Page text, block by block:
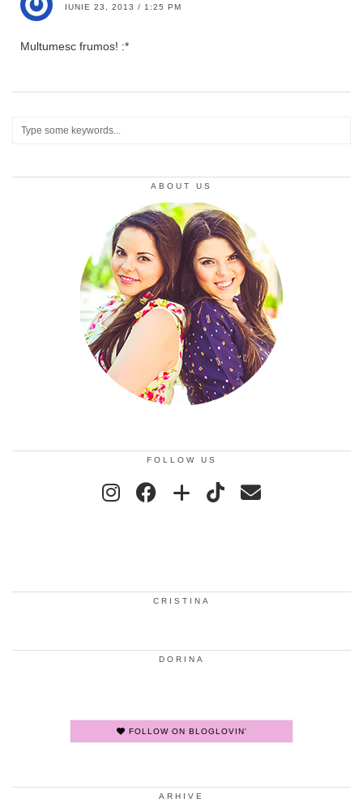
IUNIE 23, 2013 / 1:25 PM
Multumesc frumos! :*
ABOUT US
FOLLOW US
CRISTINA
DORINA
FOLLOW ON BLOGLOVIN'
ARHIVE